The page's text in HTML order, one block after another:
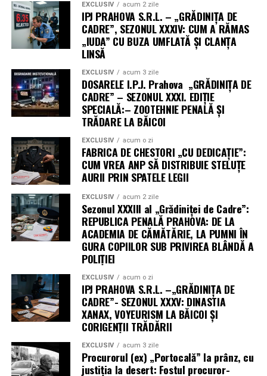
EXCLUSIV acum 2 zile
IPJ PRAHOVA S.R.L. – „GRĂDINIȚA DE
CADRE”, SEZONUL XXXIV: CUM A RĂMAS
„IUDA” CU BUZA UMFLATĂ ȘI CLANȚA
LINSĂ
EXCLUSIV acum 3 zile
DOSARELE I.P.J. Prahova „GRĂDINIȚA DE
CADRE” – SEZONUL XXXI. EDIȚIE
SPECIALĂ:– ZOOTEHNIE PENALĂ ȘI
TRĂDARE LA BĂICOI
EXCLUSIV acum o zi
FABRICA DE CHESTORI „CU DEDICAȚIE”:
CUM VREA ANP SĂ DISTRIBUIE STELUȚE
AURII PRIN SPATELE LEGII
EXCLUSIV acum 2 zile
Sezonul XXXIII al „Grădiniței de Cadre”:
REPUBLICA PENALĂ PRAHOVA: DE LA
ACADEMIA DE CĂMĂTĂRIE, LA PUMNI ÎN
GURA COPIILOR SUB PRIVIREA BLÂNDĂ A
POLIȚIEI
EXCLUSIV acum o zi
IPJ PRAHOVA S.R.L. –„GRĂDINIȚA DE
CADRE”- SEZONUL XXXV: DINASTIA
XANAX, VOYEURISM LA BĂICOI ȘI
CORIGENȚII TRĂDĂRII
EXCLUSIV acum 3 zile
Procurorul (ex) „Portocală” la prânz, cu
justiția la desert: Fostul procuror-